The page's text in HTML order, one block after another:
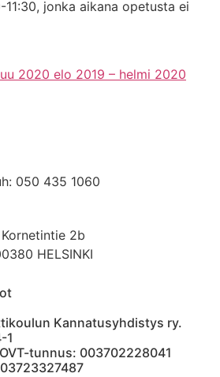
jonka aikana opetusta ei
2020 elo 2019 – helmi 2020
050 435 1060
Kornetintie 2b
HELSINKI
Kannatusyhdistys ry.
1
tunnus: 003702228041